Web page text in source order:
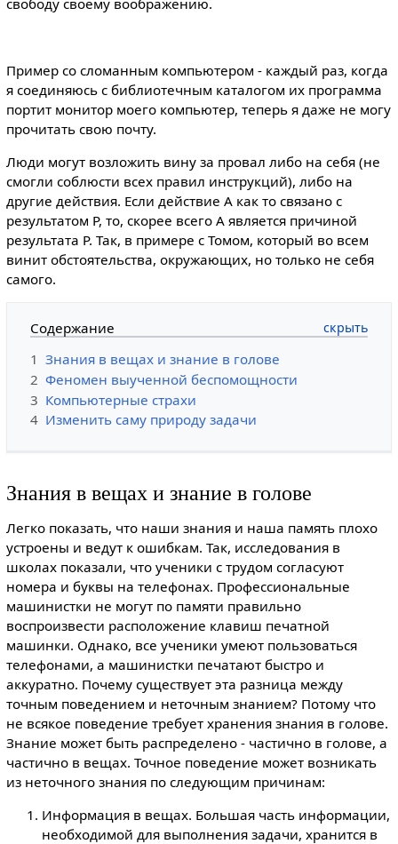
свободу своему воображению.
Пример со сломанным компьютером - каждый раз, когда
я соединяюсь с библиотечным каталогом их программа
портит монитор моего компьютер, теперь я даже не могу
прочитать свою почту.
Люди могут возложить вину за провал либо на себя (не
смогли соблюсти всех правил инструкций), либо на
другие действия. Если действие А как то связано с
результатом Р, то, скорее всего А является причиной
результата Р. Так, в примере с Томом, который во всем
винит обстоятельства, окружающих, но только не себя
самого.
Содержание
1 Знания в вещах и знание в голове
2 Феномен выученной беспомощности
3 Компьютерные страхи
4 Изменить саму природу задачи
Знания в вещах и знание в голове
Легко показать, что наши знания и наша память плохо
устроены и ведут к ошибкам. Так, исследования в
школах показали, что ученики с трудом согласуют
номера и буквы на телефонах. Профессиональные
машинистки не могут по памяти правильно
воспроизвести расположение клавиш печатной
машинки. Однако, все ученики умеют пользоваться
телефонами, а машинистки печатают быстро и
аккуратно. Почему существует эта разница между
точным поведением и неточным знанием? Потому что
не всякое поведение требует хранения знания в голове.
Знание может быть распределено - частично в голове, а
частично в вещах. Точное поведение может возникать
из неточного знания по следующим причинам:
Информация в вещах. Большая часть информации,
необходимой для выполнения задачи, хранится в